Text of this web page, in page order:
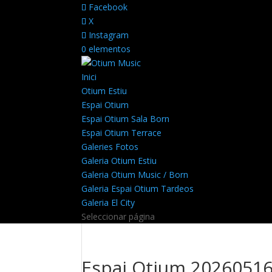
Facebook
X
Instagram
0 elementos
Inici
Otium Estiu
Espai Otium
Espai Otium Sala Born
Espai Otium Terrace
Galeries Fotos
Galeria Otium Estiu
Galeria Otium Music / Born
Galeria Espai Otium Tardeos
Galeria El City
Seleccionar página